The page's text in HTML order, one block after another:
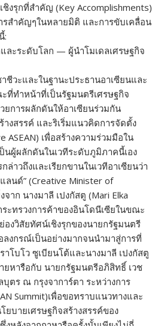
ชิงรุกที่สำคัญ (Key Accomplishments)
รสำคัญๆในหลายมิติ และการขับเคลื่อน
:
ละระดับโลก — ผู้นำโมเดลเศรษฐกิจ
ชีวะและในฐานะประธานอาเซียนและ
ทำหน้าที่เป็นรัฐมนตรีเศรษฐกิจ
ยการผลักดันให้อาเซียนร่วมกัน
างสรรค์ และริเริ่มแนวคิดการจัดตั้ง
ASEAN) เพื่อสร้างความร่วมมือใน
ผู้ผลักดันในเวทีระดับภูมิภาคนี้เอง
าวถึงและเรียกขานในเวทีอาเซียนว่า
ลนด์” (Creative Minister of
จาก นางมาลี เปงกัสตู (Mari Elka
ะทรวงการค้าของอินโดนีเซียในขณะ
งวิสัยทัศน์เชิงรุกของนายกรัฐมนตรี
งกรณ์เป็นอย่างมากจนนำมาสู่การที่
โบโว ซูเบียนโต้และนางมาลี เปงกัสตู
หารือกับ นายกรัฐมนตรีอภิสิทธิ์ เวช
ตร ณ กรุงจาการ์ตา ระหว่างการ
Summit)เพื่อขอทราบแนวทางและ
บายเศรษฐกิจสร้างสรรค์ของ